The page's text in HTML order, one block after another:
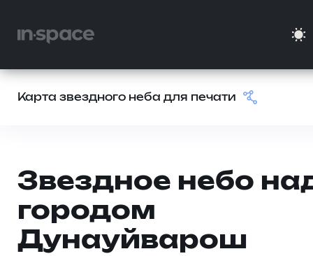
Карта звездного неба для печати
Звездное небо
городом
Дунауйварош